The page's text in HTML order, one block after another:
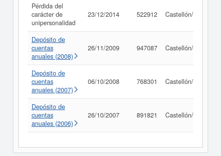
Pérdida del
carácter de
unipersonalidad
23/12/2014 522912 Castellón/Castelló
Depósito de
cuentas
anuales (2008)
26/11/2009 947087 Castellón/Castelló
Depósito de
cuentas
anuales (2007)
06/10/2008 768301 Castellón/Castelló
Depósito de
cuentas
anuales (2006)
26/10/2007 891821 Castellón/Castelló